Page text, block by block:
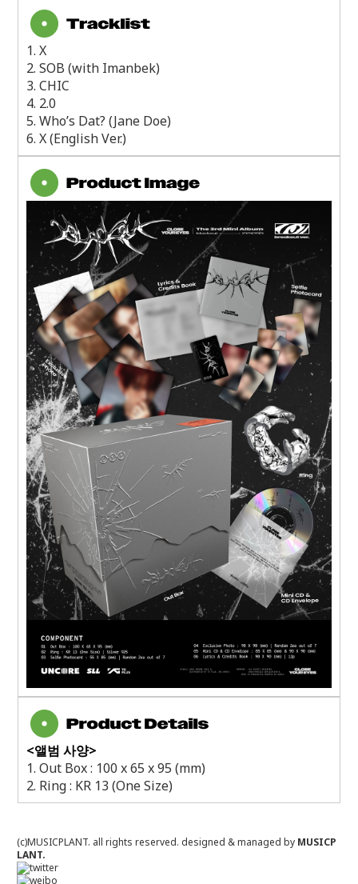
1. X
2. SOB (with Imanbek)
3. CHIC
4. 2.0
5. Who’s Dat? (Jane Doe)
6. X (English Ver.)
<앨범 사양>
1. Out Box : 100 x 65 x 95 (mm)
2. Ring : KR 13 (One Size)
(c)MUSICPLANT. all rights reserved. designed & managed by MUSICP
LANT.